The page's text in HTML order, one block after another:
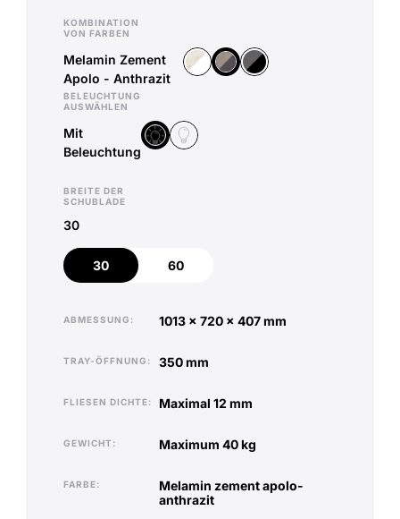
KOMBINATION
VON FARBEN
Melamin Zement
Apolo - Anthrazit
Melamin Chromix Weiß - Weiß
Melamin Zement Apolo -
Melamin Corona Basalt -
BELEUCHTUNG
AUSWÄHLEN
Mit
Beleuchtung
Mit Beleuchtung
Ohne Beleuchtung
BREITE DER
SCHUBLADE
30
30
30
60
60
ABMESSUNG 1013 x 720 x 407 mm
TRAY-ÖFFNUNG 350 mm
FLIESEN DICHTE maximal 12 mm
GEWICHT maximum 40 kg
FARBE
melamin zement apolo-
anthrazit